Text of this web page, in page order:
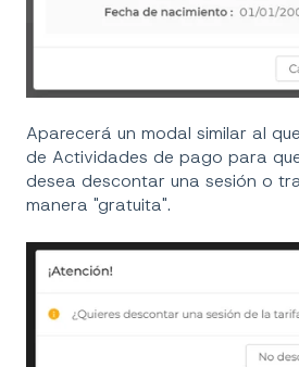
Aparecerá un modal similar al
de Actividades de pago para
desea descontar una sesión o
manera "gratuita".